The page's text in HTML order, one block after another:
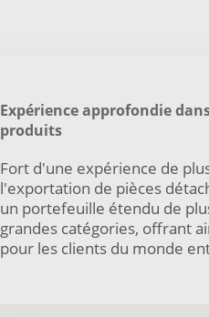
Expérience approfondie
produits
Fort d'une expérience de
l'exportation de pièces
un portefeuille étendu de
grandes catégories, offrant
pour les clients du monde